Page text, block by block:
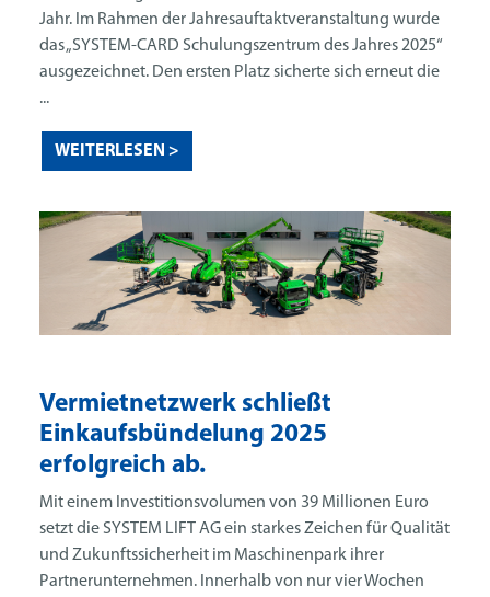
Vermietnetzwerk schließt
Einkaufsbündelung 2025
erfolgreich ab.
Mit einem Investitionsvolumen von 39 Millionen Euro
setzt die SYSTEM LIFT AG ein starkes Zeichen für Qualität
und Zukunftssicherheit im Maschinenpark ihrer
Partnerunternehmen. Innerhalb von nur vier Wochen
Jahr. Im Rahmen der Jahresauftaktveranstaltung wurde
das „SYSTEM-CARD Schulungszentrum des Jahres 2025“
ausgezeichnet. Den ersten Platz sicherte sich erneut die
...
WEITERLESEN >